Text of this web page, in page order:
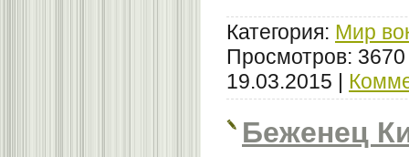
Категория: Мир
Просмотров:
19.03.2015
Беженец